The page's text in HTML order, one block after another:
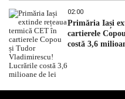
02:00
Primăria Iași
cartierele
costă 3,6